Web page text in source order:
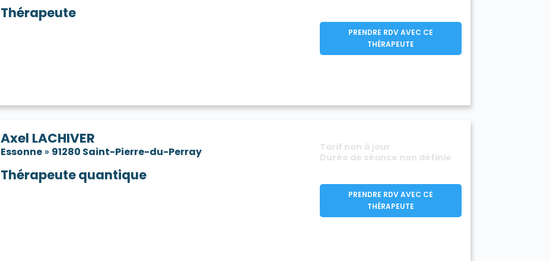
Thérapeute
PRENDRE RDV AVEC CE
THÉRAPEUTE
Axel LACHIVER
Essonne » 91280 Saint-Pierre-du-Perray
Thérapeute quantique
Tarif non à jour
Durée de séance non définie
PRENDRE RDV AVEC CE
THÉRAPEUTE